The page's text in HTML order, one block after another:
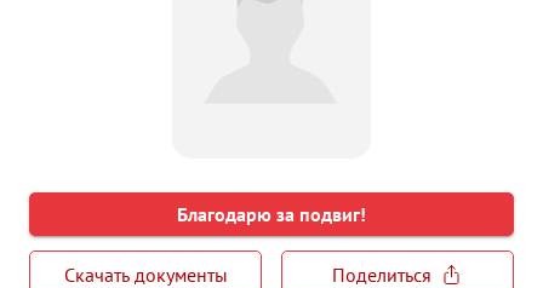
Благодарю за подвиг!
Скачать документы
Поделиться